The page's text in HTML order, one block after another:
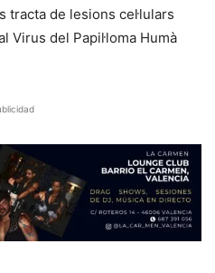
de lesions cel·lulars
Virus del Papil·loma Humà